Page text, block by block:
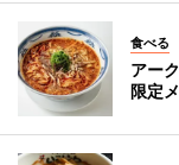
食べる
アー
限定